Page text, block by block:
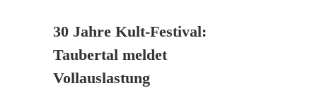
30 Jahre Kult-Festival:
Taubertal meldet
Vollauslastung